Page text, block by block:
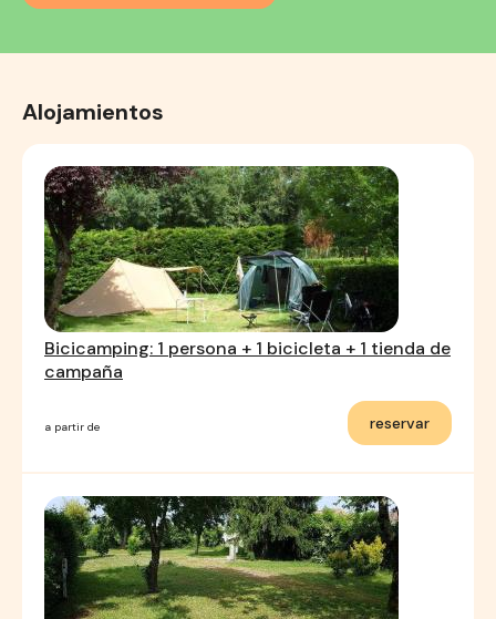
Alojamientos
Bicicamping: 1 persona + 1 bicicleta + 1 tienda de
campaña
a partir de reservar